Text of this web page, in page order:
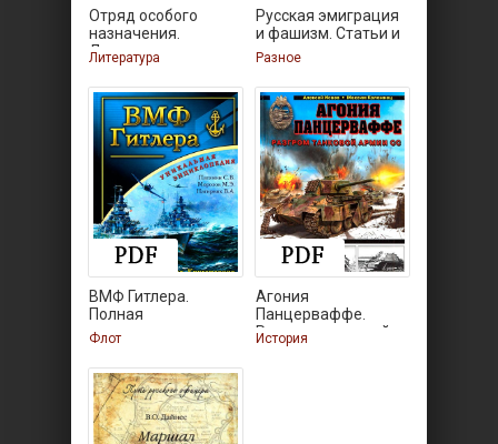
Отряд особого
назначения.
Диверсанты
Литература
Русская эмиграция
и фашизм. Статьи и
Разное
ВМФ Гитлера.
Полная
энциклопедия
Флот
Агония
Панцерваффе.
Разгром танковой
История